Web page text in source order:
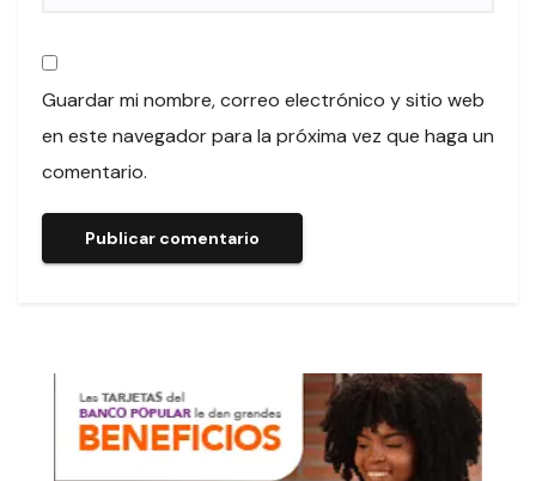
Guardar mi nombre, correo electrónico y sitio web
en este navegador para la próxima vez que haga un
comentario.